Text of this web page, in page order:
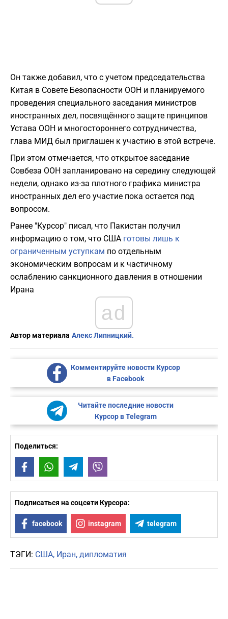
Он также добавил, что с учетом председательства
Китая в Совете Безопасности ООН и планируемого
проведения специального заседания министров
иностранных дел, посвящённого защите принципов
Устава ООН и многостороннего сотрудничества,
глава МИД был приглашен к участию в этой встрече.
При этом отмечается, что открытое заседание
Совбеза ООН запланировано на середину следующей
недели, однако из-за плотного графика министра
иностранных дел его участие пока остается под
вопросом.
Ранее "Курсор" писал, что Пакистан получил
информацию о том, что США готовы лишь к
ограниченным уступкам по отдельным
экономическим вопросам и к частичному
ослаблению санкционного давления в отношении
Ирана
ad
Автор материала Алекс Липницкий.
Комментируйте новости Курсор
в Facebook
Читайте последние новости
Курсор в Telegram
Поделиться:
FacebookWhatsAppTelegram
Подписаться на соцсети Курсора:
facebook instagram telegram
ТЭГИ: США Иран дипломатия